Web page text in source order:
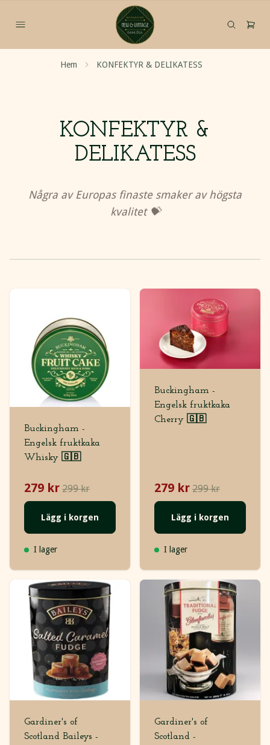
Hem KONFEKTYR & DELIKATESS
KONFEKTYR &
DELIKATESS
Några av Europas finaste smaker av högsta
kvalitet 💝
Buckingham -
Engelsk fruktkaka
Whisky 🇬🇧
279 kr 299 kr
Lägg i korgen
I lager
Buckingham -
Engelsk fruktkaka
Cherry 🇬🇧
279 kr 299 kr
Lägg i korgen
I lager
Gardiner's of
Scotland Baileys -
Gardiner's of
Scotland -